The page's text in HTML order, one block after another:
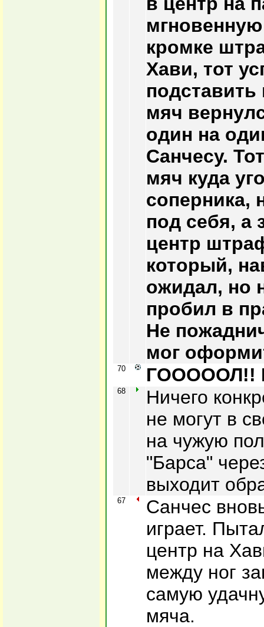
кромке
Хави, тот
подставить
мяч
один на
Санчесу.
мяч куда
соперника,
под себя, а
центр
который,
ожидал, но
пробил в
Не
мог
70 ГОООООЛ!!
68
Ничего
не могут в
на чужую
"Барса"
выходит
67
Санчес
играет.
центр на
между ног
самую
мяча.